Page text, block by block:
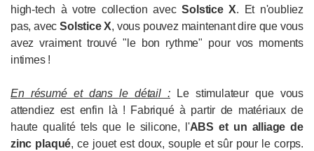
high-tech à votre collection avecSolstice X. Et n'oubliez
pas, avecSolstice X, vous pouvez maintenant dire que vous
avez vraiment trouvé "le bon rythme" pour vos moments
intimes !
En résumé et dans le détail :Le stimulateur que vous
attendiez est enfin là ! Fabriqué à partir de matériaux de
haute qualité tels que le silicone, l'ABS et un alliage de
zinc plaqué, ce jouet est doux, souple et sûr pour le corps.